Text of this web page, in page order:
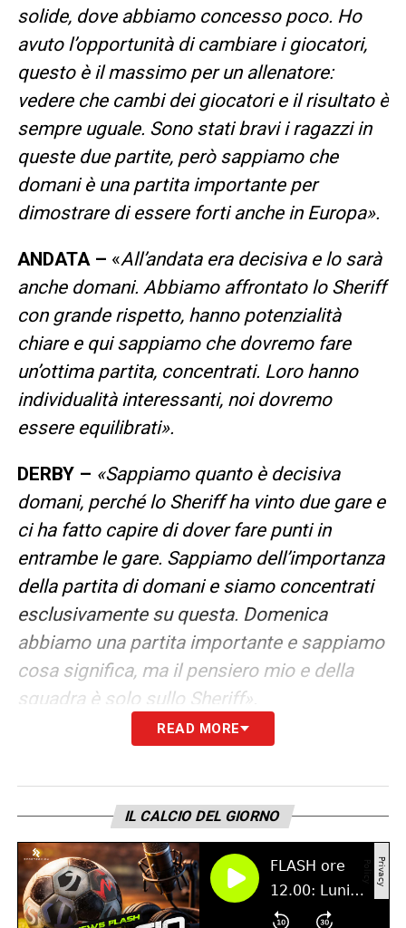
solide, dove abbiamo concesso poco. Ho
avuto l’opportunità di cambiare i giocatori,
questo è il massimo per un allenatore:
vedere che cambi dei giocatori e il risultato è
sempre uguale. Sono stati bravi i ragazzi in
queste due partite, però sappiamo che
domani è una partita importante per
dimostrare di essere forti anche in Europa».
ANDATA – «All’andata era decisiva e lo sarà
anche domani. Abbiamo affrontato lo Sheriff
con grande rispetto, hanno potenzialità
chiare e qui sappiamo che dovremo fare
un’ottima partita, concentrati. Loro hanno
individualità interessanti, noi dovremo
essere equilibrati».
DERBY – «Sappiamo quanto è decisiva
domani, perché lo Sheriff ha vinto due gare e
ci ha fatto capire di dover fare punti in
entrambe le gare. Sappiamo dell’importanza
della partita di domani e siamo concentrati
esclusivamente su questa. Domenica
abbiamo una partita importante e sappiamo
cosa significa, ma il pensiero mio e della
squadra è solo sullo Sheriff».
LEGGI LE DICHIARAZIONI COMPLETE SU
LA PLAYLIST DELLE NOSTRE TOP NEWS
READ MORE
IL CALCIO DEL GIORNO